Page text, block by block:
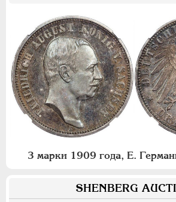
3 марки 1909 года, Е.
SHENBERG